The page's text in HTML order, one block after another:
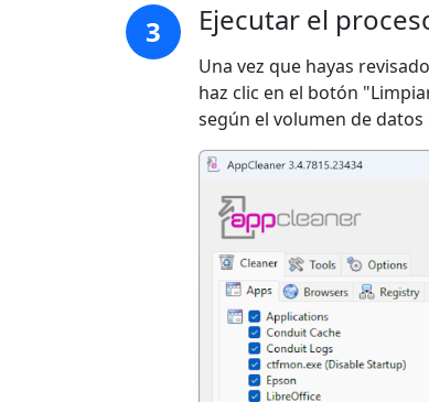
3 Ejecutar el
Una vez que hayas
haz clic en el botón
según el volumen de